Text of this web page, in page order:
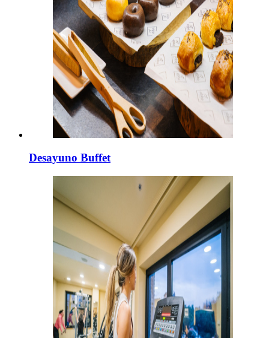
Desayuno Buffet